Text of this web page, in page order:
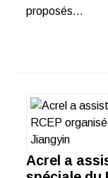
proposés…
Acrel a